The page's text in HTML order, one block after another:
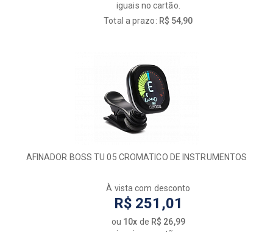
iguais no cartão.
Total a prazo: R$ 54,90
AFINADOR BOSS TU 05 CROMATICO DE INSTRUMENTOS
À vista com desconto
R$ 251,01
ou 10x de R$ 26,99